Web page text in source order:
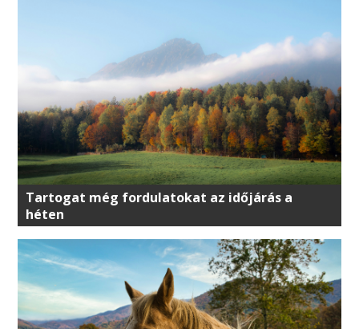
Tartogat még fordulatokat az időjárás a
héten